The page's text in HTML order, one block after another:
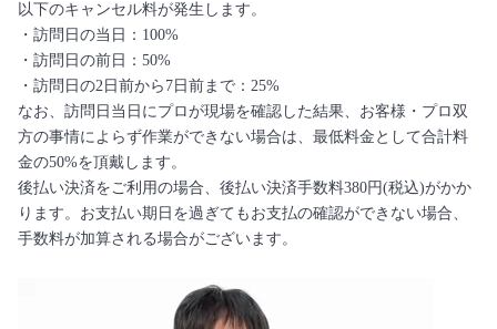
以下のキャンセル料が発生します。
・訪問日の当日：100%
・訪問日の前日：50%
・訪問日の2日前から7日前まで：25%
なお、訪問日当日にプロが現場を確認した結果、お客様・プロ双
方の事情によらず作業ができない場合は、最低料金として合計料
金の50%を頂戴します。
後払い決済をご利用の場合、後払い決済手数料380円(税込)がかか
ります。お支払い期日を過ぎてもお支払の確認ができない場合、
手数料が加算される場合がございます。